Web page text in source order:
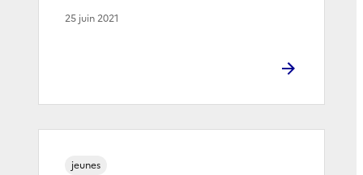
25 juin 2021
jeunes